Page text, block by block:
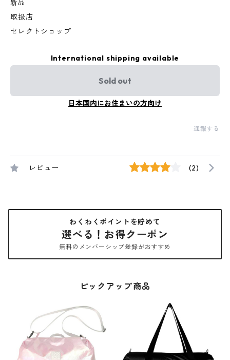
新品
取扱店
セレクトショップ
International shipping available
Sold out
日本国内にお住まいの方向け
通報する
レビュー (2)
わくわくポイントを貯めて
選べる！お得クーポン
無料のメンバーシップ登録がおすすめ
ピックアップ商品